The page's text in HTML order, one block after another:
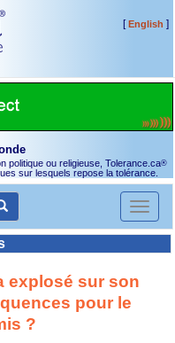
[English ]
politique ou religieuse, Tolerance.ca®
sur lesquels repose la tolérance.
Toggle
explosé sur son
pour le
?